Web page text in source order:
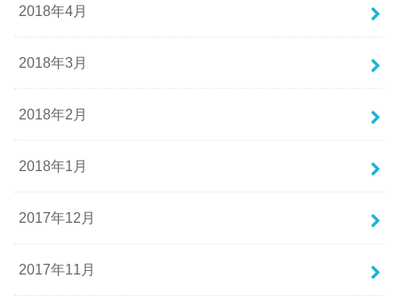
2018年4月
2018年3月
2018年2月
2018年1月
2017年12月
2017年11月